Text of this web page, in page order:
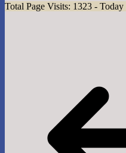
Total Page Visits: 1323 - Today